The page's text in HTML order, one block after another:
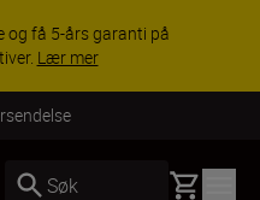
og få 5-års garanti på
Lær mer
Søk Basket